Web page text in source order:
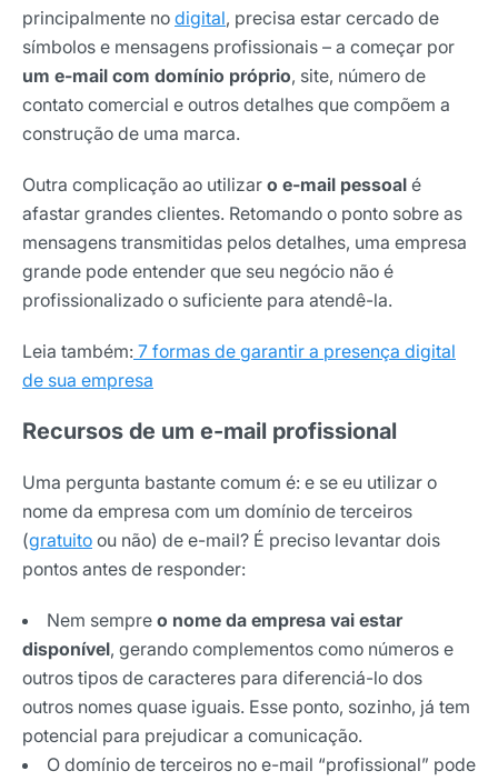
principalmente no digital, precisa estar cercado de
símbolos e mensagens profissionais – a começar por
um e-mail com domínio próprio, site, número de
contato comercial e outros detalhes que compõem a
construção de uma marca.
Outra complicação ao utilizar o e-mail pessoal é
afastar grandes clientes. Retomando o ponto sobre as
mensagens transmitidas pelos detalhes, uma empresa
grande pode entender que seu negócio não é
profissionalizado o suficiente para atendê-la.
Leia também: 7 formas de garantir a presença digital
de sua empresa
Recursos de um e-mail profissional
Uma pergunta bastante comum é: e se eu utilizar o
nome da empresa com um domínio de terceiros
(gratuito ou não) de e-mail? É preciso levantar dois
pontos antes de responder:
Nem sempre o nome da empresa vai estar
disponível, gerando complementos como números e
outros tipos de caracteres para diferenciá-lo dos
outros nomes quase iguais. Esse ponto, sozinho, já tem
potencial para prejudicar a comunicação.
O domínio de terceiros no e-mail “profissional” pode